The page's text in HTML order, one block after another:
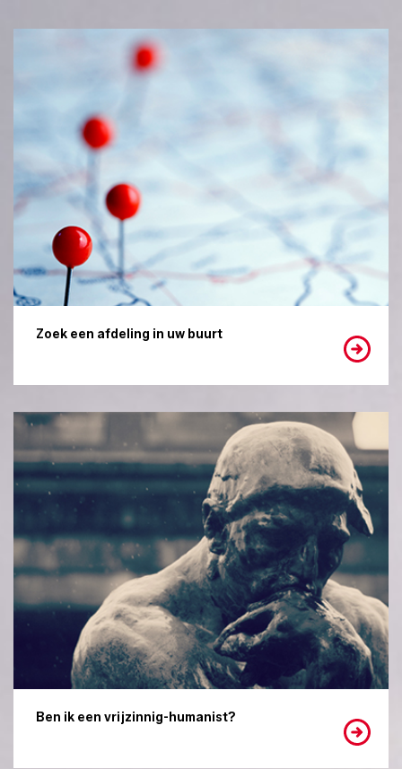
Zoek een afdeling in uw buurt
Ben ik een vrijzinnig-humanist?